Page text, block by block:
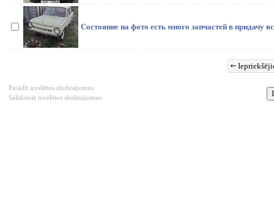
Состояние на фото есть много запчастей в придачу
Parādīt izvēlētos sludinājumus
Salīdzināt izvēlētos sludinājumus